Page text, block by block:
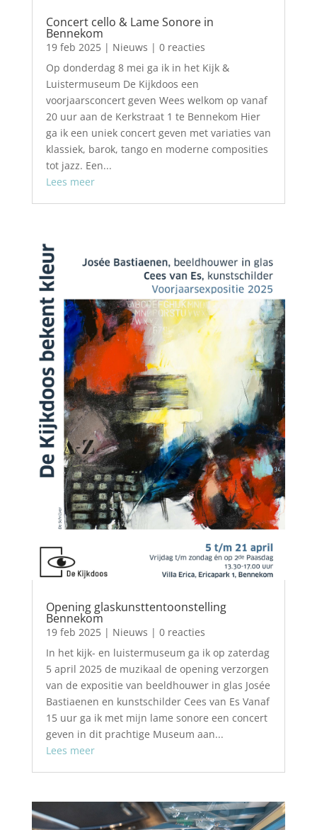
Concert cello & Lame Sonore in
Bennekom
19 feb 2025| Nieuws | 0 reacties
Op donderdag 8 mei ga ik in het Kijk &
Luistermuseum De Kijkdoos een
voorjaarsconcert geven Wees welkom op vanaf
20 uur aan de Kerkstraat 1 te Bennekom Hier
ga ik een uniek concert geven met variaties van
klassiek, barok, tango en moderne composities
tot jazz. Een...
Lees meer
Opening glaskunsttentoonstelling
Bennekom
19 feb 2025| Nieuws | 0 reacties
In het kijk- en luistermuseum ga ik op zaterdag
5 april 2025 de muzikaal de opening verzorgen
van de expositie van beeldhouwer in glas Josée
Bastiaenen en kunstschilder Cees van Es Vanaf
15 uur ga ik met mijn lame sonore een concert
geven in dit prachtige Museum aan...
Lees meer